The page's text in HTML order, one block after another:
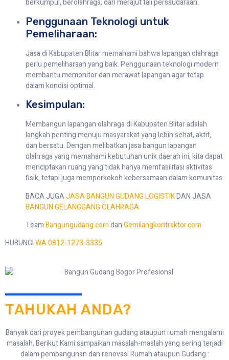
berkumpul, berolahraga, dan merajut tali persaudaraan.
Penggunaan Teknologi untuk
Pemeliharaan:
Jasa di Kabupaten Blitar memahami bahwa lapangan olahraga
perlu pemeliharaan yang baik. Penggunaan teknologi modern
membantu memonitor dan merawat lapangan agar tetap
dalam kondisi optimal.
Kesimpulan:
Membangun lapangan olahraga di Kabupaten Blitar adalah
langkah penting menuju masyarakat yang lebih sehat, aktif,
dan bersatu. Dengan melibatkan jasa bangun lapangan
olahraga yang memahami kebutuhan unik daerah ini, kita dapat
menciptakan ruang yang tidak hanya memfasilitasi aktivitas
fisik, tetapi juga memperkokoh kebersamaan dalam komunitas.
BACA JUGAJASA BANGUN GUDANG LOGISTIKDAN JASA
BANGUN GELANGGANG OLAHRAGA
TeamBangungudang.comdanGemilangkontraktor.com
HUBUNGIWA 0812-1273-3335
TAHUKAH ANDA?
Banyak dari proyek pembangunan gudang ataupun rumah mengalami
masalah, Berikut Kami sampaikan masalah-maslah yang sering terjadi
dalam pembangunan dan renovasi Rumah ataupun Gudang :